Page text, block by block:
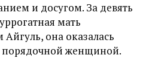
и досугом. За девять
мать
она оказалась
женщиной.